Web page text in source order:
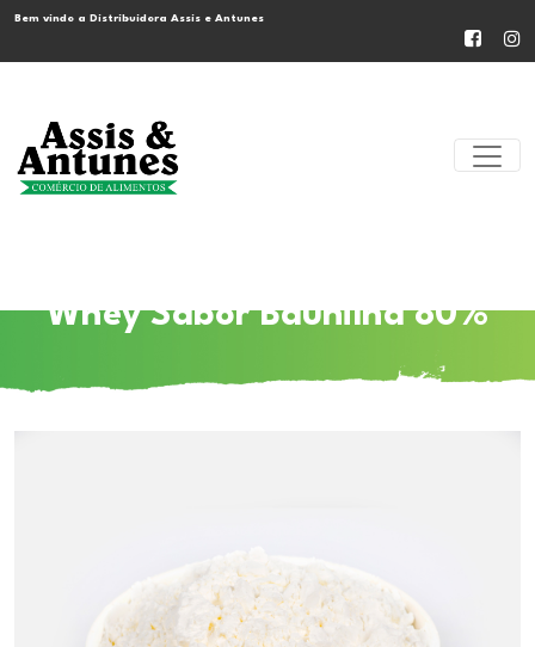
Bem vindo a Distribuidora Assis e Antunes
Whey Sabor Baunilha 80%